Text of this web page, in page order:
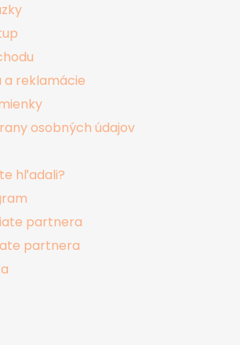
reklamácie
osobných údajov
hľadali?
partnera
partnera